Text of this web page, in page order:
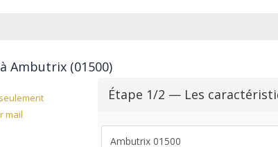
Ambutrix (01500)
mail
Étape 1/2 — Les